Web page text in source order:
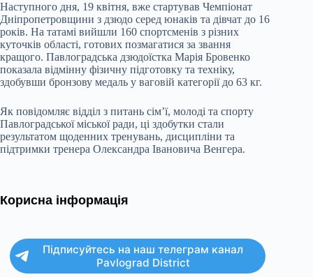
Наступного дня, 19 квітня, вже стартував Чемпіонат
Дніпропетровщини з дзюдо серед юнаків та дівчат до 16
років. На татамі вийшли 160 спортсменів з різних
куточків області, готових позмагатися за звання
кращого. Павлоградська дзюдоїстка Марія Бровенко
показала відмінну фізичну підготовку та техніку,
здобувши бронзову медаль у ваговій категорії до 63 кг.
Як повідомляє відділ з питань сім’ї, молоді та спорту
Павлоградської міської ради, ці здобутки стали
результатом щоденних тренувань, дисципліни та
підтримки тренера Олександра Івановича Венгера.
Корисна інформація
Підписуйтесь на наш телеграм канал
Pavlograd District